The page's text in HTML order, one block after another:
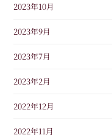
2023年10月
2023年9月
2023年7月
2023年2月
2022年12月
2022年11月